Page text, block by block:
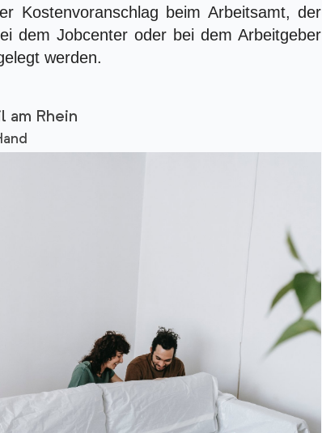
Kostenvoranschlag beim Arbeitsamt, der
dem Jobcenter oder bei dem Arbeitgeber
werden.
am Rhein